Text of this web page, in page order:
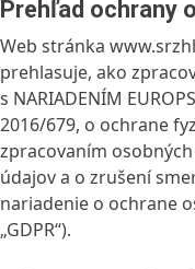
Prehľad ochrany
Web stránka
prehlasuje, ako
s NARIADENÍM
2016/679, o ochrane
zpracovaním
údajov a o zrušení
nariadenie o ochrane
„GDPR“).